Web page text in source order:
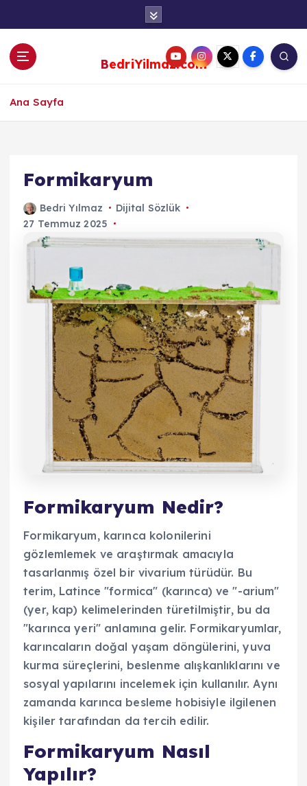
BedriYilmaz.com
Ana Sayfa
Formikaryum
Bedri Yılmaz
Dijital Sözlük
27 Temmuz 2025
Formikaryum Nedir?
Formikaryum, karınca kolonilerini
gözlemlemek ve araştırmak amacıyla
tasarlanmış özel bir vivarium türüdür. Bu
terim, Latince "formica" (karınca) ve "-arium"
(yer, kap) kelimelerinden türetilmiştir, bu da
"karınca yeri" anlamına gelir. Formikaryumlar,
karıncaların doğal yaşam döngülerini, yuva
kurma süreçlerini, beslenme alışkanlıklarını ve
sosyal yapılarını incelemek için kullanılır. Aynı
zamanda karınca besleme hobisiyle ilgilenen
kişiler tarafından da tercih edilir.
Formikaryum Nasıl
Yapılır?